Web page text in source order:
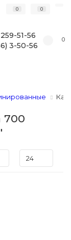
0 0
51-56
3-50-56
0
700